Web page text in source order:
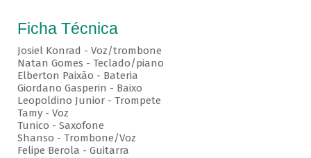
Ficha Técnica
Josiel Konrad - Voz/trombone
Natan Gomes - Teclado/piano
Elberton Paixão - Bateria
Giordano Gasperin - Baixo
Leopoldino Junior - Trompete
Tamy - Voz
Tunico - Saxofone
Shanso - Trombone/Voz
Felipe Berola - Guitarra